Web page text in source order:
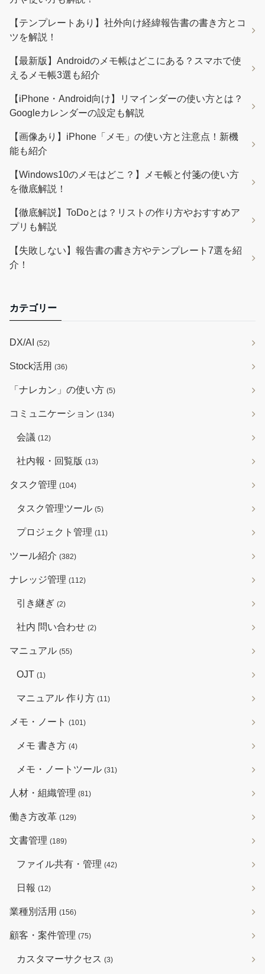
【テンプレートあり】社外向け経緯報告書の書き方とコ
ツを解説！
【最新版】Androidのメモ帳はどこにある？スマホで使
えるメモ帳3選も紹介
【iPhone・Android向け】リマインダーの使い方とは？
Googleカレンダーの設定も解説
【画像あり】iPhone「メモ」の使い方と注意点！新機
能も紹介
【Windows10のメモはどこ？】メモ帳と付箋の使い方
を徹底解説！
【徹底解説】ToDoとは？リストの作り方やおすすめア
プリも解説
【失敗しない】報告書の書き方やテンプレート7選を紹
介！
カテゴリー
DX/AI (52)
Stock活用 (36)
「ナレカン」の使い方 (5)
コミュニケーション (134)
会議 (12)
社内報・回覧版 (13)
タスク管理 (104)
タスク管理ツール (5)
プロジェクト管理 (11)
ツール紹介 (382)
ナレッジ管理 (112)
引き継ぎ (2)
社内 問い合わせ (2)
マニュアル (55)
OJT (1)
マニュアル 作り方 (11)
メモ・ノート (101)
メモ 書き方 (4)
メモ・ノートツール (31)
人材・組織管理 (81)
働き方改革 (129)
文書管理 (189)
ファイル共有・管理 (42)
日報 (12)
業種別活用 (156)
顧客・案件管理 (75)
カスタマーサクセス (3)